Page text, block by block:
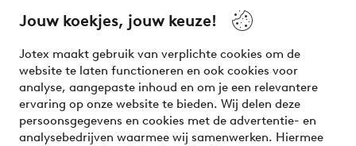
Jouw koekjes, jouw keuze!
Jotex maakt gebruik van verplichte cookies om de
website te laten functioneren en ook cookies voor
analyse, aangepaste inhoud en om je een relevantere
ervaring op onze website te bieden. Wij delen deze
persoonsgegevens en cookies met de advertentie- en
analysebedrijven waarmee wij samenwerken. Hiermee
your wardrobe. Your next inspiring look is here!
Veilig betalen - Nu betalen of opsplitsen